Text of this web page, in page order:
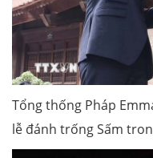
Tổng thống Pháp
lễ đánh trống Sấm